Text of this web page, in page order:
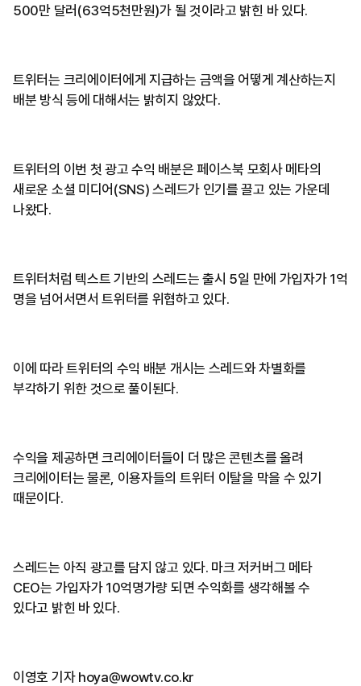
500만 달러(63억5천만원)가 될 것이라고 밝힌 바 있다.
트위터는 크리에이터에게 지급하는 금액을 어떻게 계산하는지
배분 방식 등에 대해서는 밝히지 않았다.
트위터의 이번 첫 광고 수익 배분은 페이스북 모회사 메타의
새로운 소셜 미디어(SNS) 스레드가 인기를 끌고 있는 가운데
나왔다.
트위터처럼 텍스트 기반의 스레드는 출시 5일 만에 가입자가 1억
명을 넘어서면서 트위터를 위협하고 있다.
이에 따라 트위터의 수익 배분 개시는 스레드와 차별화를
부각하기 위한 것으로 풀이된다.
수익을 제공하면 크리에이터들이 더 많은 콘텐츠를 올려
크리에이터는 물론, 이용자들의 트위터 이탈을 막을 수 있기
때문이다.
스레드는 아직 광고를 담지 않고 있다. 마크 저커버그 메타
CEO는 가입자가 10억명가량 되면 수익화를 생각해볼 수
있다고 밝힌 바 있다.
이영호 기자 hoya@wowtv.co.kr